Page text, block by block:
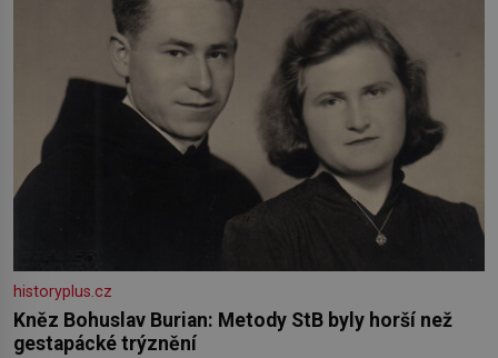
historyplus.cz
Kněz Bohuslav Burian: Metody StB byly horší než
gestapácké trýznění